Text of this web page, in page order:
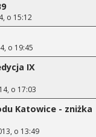
o 15:12
o 19:45
IX
o 17:03
Katowice - zniżka
o 13:49